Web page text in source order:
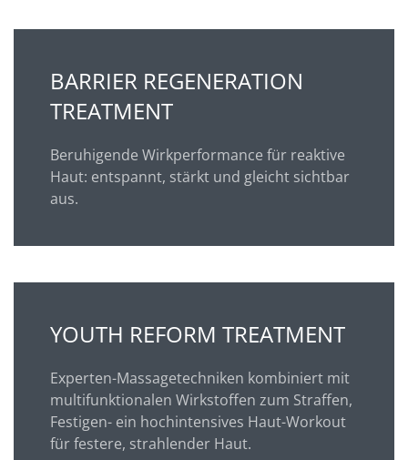
BARRIER REGENERATION
TREATMENT
Beruhigende Wirkperformance für reaktive
Haut: entspannt, stärkt und gleicht sichtbar
aus.
YOUTH REFORM TREATMENT
Experten-Massagetechniken kombiniert mit
multifunktionalen Wirkstoffen zum Straffen,
Festigen- ein hochintensives Haut-Workout
für festere, strahlender Haut.